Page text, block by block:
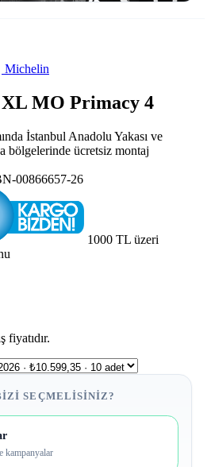
Michelin
XL MO Primacy 4
İstanbul Anadolu Yakası ve
bölgelerinde ücretsiz montaj
00866657-26
1000 TL üzeri
fiyatıdır.
SEÇMELISINIZ?
kampanyalar